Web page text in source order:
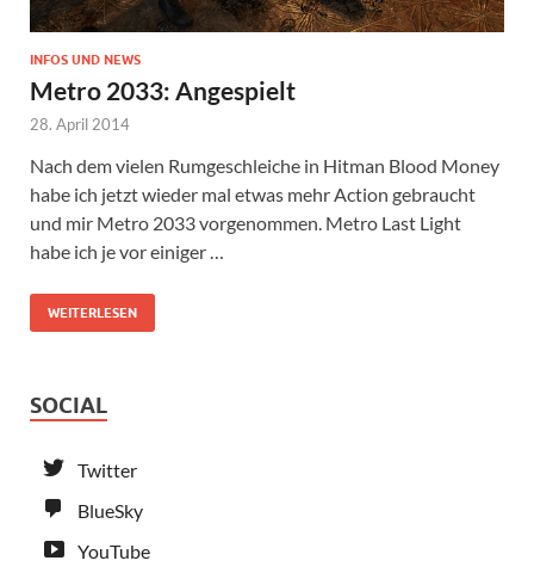
INFOS UND NEWS
Metro 2033: Angespielt
28. April 2014
Nach dem vielen Rumgeschleiche in Hitman Blood Money
habe ich jetzt wieder mal etwas mehr Action gebraucht
und mir Metro 2033 vorgenommen. Metro Last Light
habe ich je vor einiger …
WEITERLESEN
SOCIAL
Twitter
BlueSky
YouTube